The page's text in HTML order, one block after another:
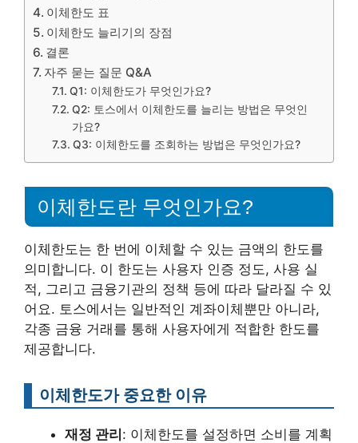
이체한도 표
이체한도 늘리기의 장점
결론
자주 묻는 질문 Q&A
Q1: 이체한도가 무엇인가요?
Q2: 토스에서 이체한도를 늘리는 방법은 무엇인
가요?
Q3: 이체한도를 조회하는 방법은 무엇인가요?
이체한도란 무엇인가요?
이체한도는 한 번에 이체할 수 있는 금액의 한도를
의미합니다. 이 한도는 사용자 인증 정도, 사용 실
적, 그리고 금융기관의 정책 등에 따라 달라질 수 있
어요. 토스에서는 일반적인 계좌이체뿐만 아니라,
각종 금융 거래를 통해 사용자에게 적합한 한도를
제공합니다.
이체한도가 중요한 이유
재정 관리: 이체한도를 설정하면 소비를 계획